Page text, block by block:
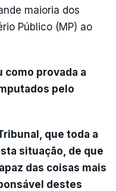
maioria dos
Público (MP) ao
como provada a
pelo
que toda a
situação, de que
das coisas mais
destes